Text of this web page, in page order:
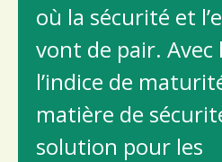
où la sécurité et
vont de pair. Avec
l’indice de
matière de
solution pour les